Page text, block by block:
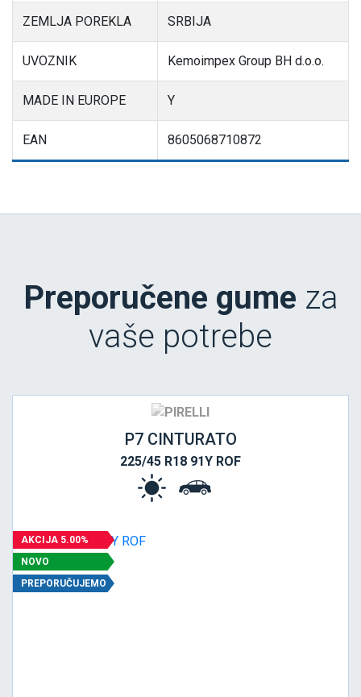
ZEMLJA POREKLA SRBIJA
UVOZNIK Kemoimpex Group BH d.o.o.
MADE IN EUROPE Y
EAN 8605068710872
Preporučene gume za
vaše potrebe
P7 CINTURATO
225/45 R18 91Y ROF
AKCIJA 5.00%
NOVO
PREPORUČUJEMO